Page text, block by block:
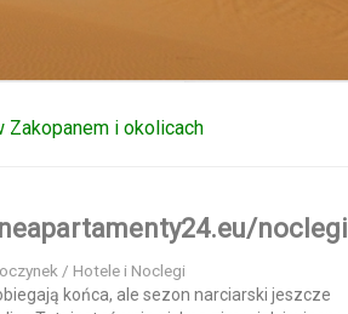
Zakopanem i okolicach
noclegi
/ Hotele i Noclegi
końca, ale sezon narciarski jeszcze